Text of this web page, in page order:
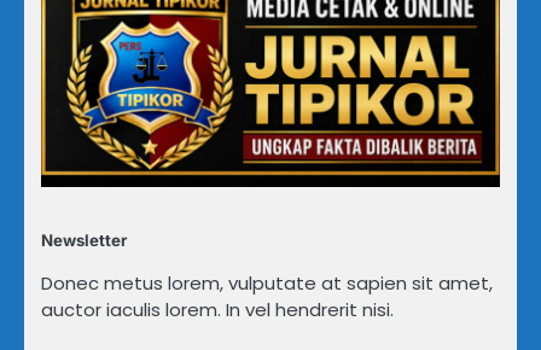
Newsletter
Donec metus lorem, vulputate at sapien sit amet,
auctor iaculis lorem. In vel hendrerit nisi.